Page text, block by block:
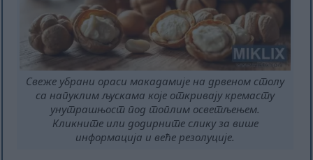
Свеже убрани ораси макадамије на дрвеном столу
са напуклим љускама које откривају кремасту
унутрашњост под топлим осветљењем.
Кликните или додирните слику за више
информација и веће резолуције.